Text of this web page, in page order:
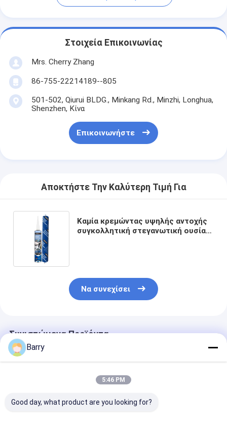
Στοιχεία Επικοινωνίας
Mrs. Cherry Zhang
86-755-22214189--805
501-502, Qiurui BLDG., Minkang Rd., Minzhi, Longhua,
Shenzhen, Κίνα
Επικοινωνήστε
Αποκτήστε Την Καλύτερη Τιμή Για
Καμία κρεμώντας υψηλής αντοχής
συγκολλητική στεγανωτική ουσία
Να συνεχίσει
Συνιστώμενα Προϊόντα
Barry
5:46 PM
Good day, what product are you looking for?